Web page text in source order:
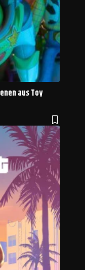
aus Toy